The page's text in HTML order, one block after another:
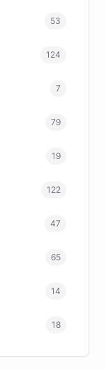
53
124
7
79
19
122
47
65
14
18